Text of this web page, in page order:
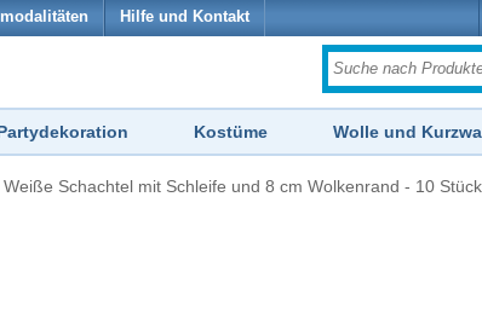
Hilfe und Kontakt
Kostüme Wolle und
Weiße Schachtel mit Schleife und 8 cm Wolkenrand - 10 Stück.